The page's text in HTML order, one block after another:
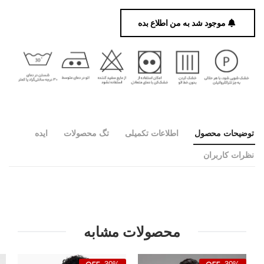
موجود شد به من اطلاع بده
توضیحات محصول اطلاعات تکمیلی تگ محصولات ایده
نظرات کاربران
محصولات مشابه